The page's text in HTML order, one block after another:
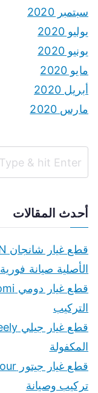
سبتمبر 2020
يوليو 2020
يونيو 2020
مايو 2020
أبريل 2020
مارس 2020
أحدث المقالات
الأصلية صيانة فورية
التركيب
المكفولة
تركيب وصيانة